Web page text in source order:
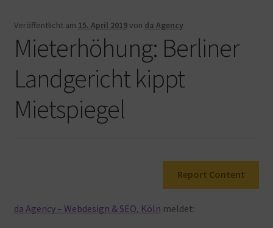
Datenschutz
Impressum
Kasse
Mein Konto
Veröffentlicht am 15. April 2019von da Agency
Mieterhöhung: Berliner
Landgericht kippt
Mietspiegel
Report Content
da Agency – Webdesign & SEO, Köln meldet: